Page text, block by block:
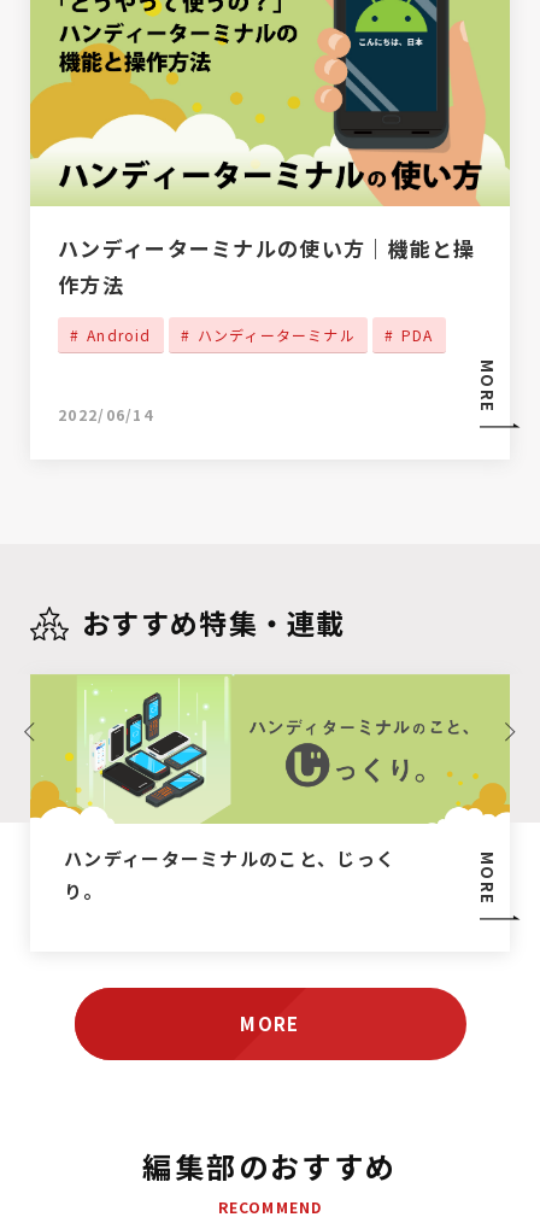
MORE
ハンディーターミナルの使い方｜機能と操
作方法
Android ハンディーターミナル PDA
2022/06/14
おすすめ特集・連載
MORE
ハンディーターミナルのこと、じっく
り。
MORE
編集部のおすすめ
RECOMMEND